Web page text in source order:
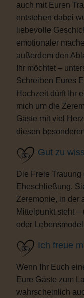
auch mit Euren
entstehen dabei
liebevolle
emotionaler
außerdem den
Ihr möchtet –
Schreiben Eures
Hochzeit dürft Ihr
mich um die
Gäste mit viel
diesen
Gut zu
Die Freie
Eheschließung.
Zeremonie, in der
Mittelpunkt steht
oder
Ich freue
Wenn Ihr Euch
Eure Gäste zum
wahrscheinlich